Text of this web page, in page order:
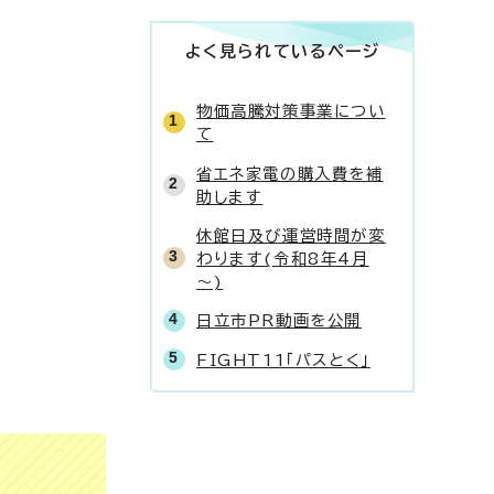
よく見られているページ
物価高騰対策事業につい
て
省エネ家電の購入費を補
助します
休館日及び運営時間が変
わります(令和8年4月
～)
日立市PR動画を公開
FIGHT11「パスとく」